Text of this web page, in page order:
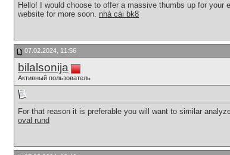
Hello! I would choose to offer a massive thumbs up for
website for more soon. nhà cái bk8
07.02.2024, 11:56
bilalsonija
Активный пользователь
For that reason it is preferable you will want to similar
oval rund